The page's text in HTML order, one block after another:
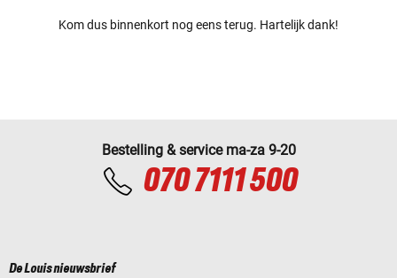
Kom dus binnenkort nog eens terug. Hartelijk dank!
Bestelling & service ma-za 9-20
070 7111 500
De Louis nieuwsbrief